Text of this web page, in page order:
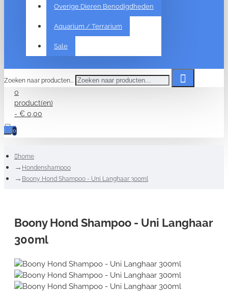
Overige Dieren Benodigdheden
Aquarium / Terrarium
Sale
Zoeken naar producten...
0
product(en)
- € 0,00
0
home
Hondenshampoo
Boony Hond Shampoo - Uni Langhaar 300ml
Boony Hond Shampoo - Uni Langhaar
300ml